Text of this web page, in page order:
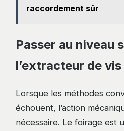
raccordement sûr
Passer au niveau
l’extracteur de
Lorsque les méthodes
échouent, l’action
nécessaire. Le foirage est